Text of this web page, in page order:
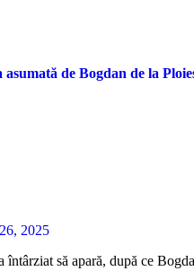
de Bogdan de la
2025
întârziat să apară, după ce